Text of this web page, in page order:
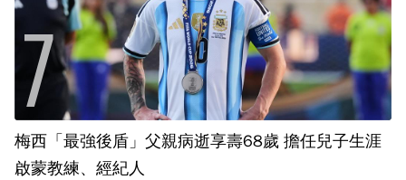
梅西「最強後盾」父親病逝享壽68歲 擔任兒子生涯
啟蒙教練、經紀人